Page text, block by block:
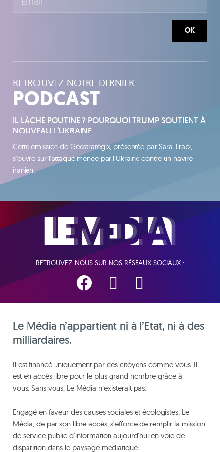
OK
RETROUVEZ NOTRE DERNIER
PODCAST
IL LÂCHE POUTINE ? POURQUOI TRUMP SOUTIENT À
NOUVEAU L’UKRAINE
Cette émission de Géostratégix, présentée par Sara Trabi,
s'ouvre sur l'attaque menée par l'Ukraine contre un navire
iranien.
RETROUVEZ-NOUS SUR NOS RÉSEAUX SOCIAUX :
Le Média n’appartient ni à l’Etat, ni à des
milliardaires.
Il est financé uniquement par des citoyens comme vous. Il
est en accès libre pour le plus grand nombre grâce à
vous. Sans vous, Le Média n’existerait pas.
Engagé en faveur des causes sociales et écologistes, Le
Média, de par son libre accès, s'efforce de remplir la mission
de service public d'information aujourd'hui en voie de
disparition dans le paysage médiatique.